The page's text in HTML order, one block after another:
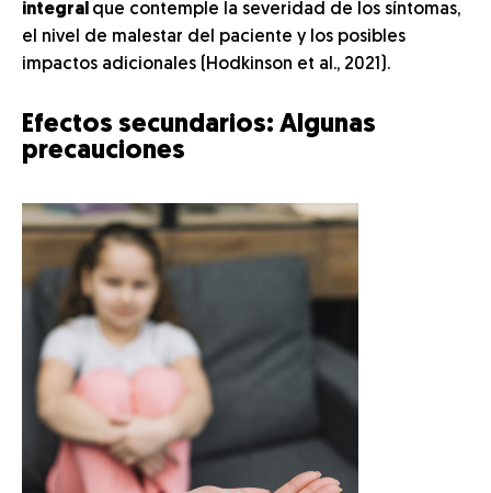
integral que contemple la severidad de los síntomas,
el nivel de malestar del paciente y los posibles
impactos adicionales (Hodkinson et al., 2021).
Efectos secundarios: Algunas
precauciones